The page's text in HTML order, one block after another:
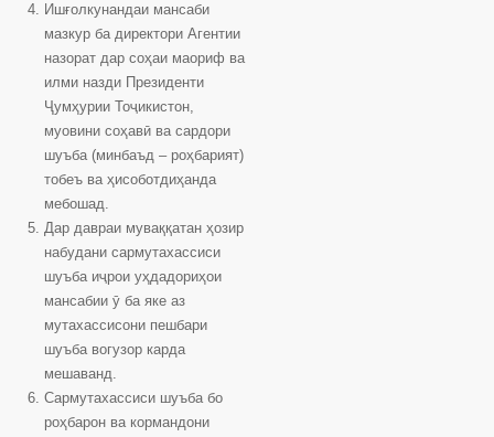
Ишғолкунандаи мансаби
мазкур ба директори Агентии
назорат дар соҳаи маориф ва
илми назди Президенти
Ҷумҳурии Тоҷикистон,
муовини соҳавӣ ва сардори
шуъба (минбаъд – роҳбарият)
тобеъ ва ҳисоботдиҳанда
мебошад.
Дар давраи муваққатан ҳозир
набудани сармутахассиси
шуъба иҷрои уҳдадориҳои
мансабии ӯ ба яке аз
мутахассисони пешбари
шуъба вогузор карда
мешаванд.
Сармутахассиси шуъба бо
роҳбарон ва кормандони